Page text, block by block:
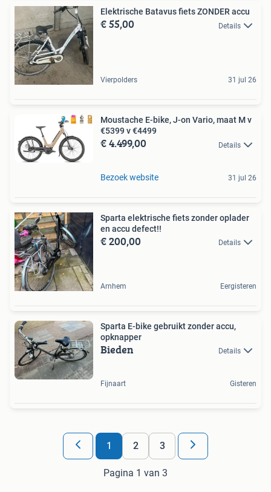
Elektrische Batavus fiets ZONDER accu
€ 55,00 Details
Vierpolders 31 jul 26
Moustache E-bike, J-on Vario, maat M v
€5399 v €4499
€ 4.499,00 Details
Bezoek website 31 jul 26
Sparta elektrische fiets zonder oplader
en accu defect!!
€ 200,00 Details
Arnhem Eergisteren
Sparta E-bike gebruikt zonder accu,
opknapper
Bieden Details
Fijnaart Gisteren
1 2 3
Pagina 1 van 3